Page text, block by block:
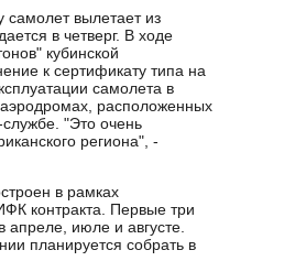
самолет вылетает из
в четверг. В ходе
кубинской
к сертификату типа на
самолета в
расположенных
"Это очень
региона", -
в рамках
контракта. Первые три
июле и августе.
планируется собрать в